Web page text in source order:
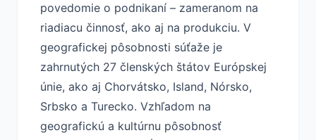
povedomie o podnikaní – zameranom na
riadiacu činnosť, ako aj na produkciu. V
geografickej pôsobnosti súťaže je
zahrnutých 27 členských štátov Európskej
únie, ako aj Chorvátsko, Island, Nórsko,
Srbsko a Turecko. Vzhľadom na
geografickú a kultúrnu pôsobnosť